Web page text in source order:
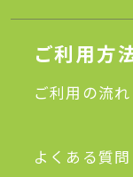
ご利用方
ご利用の流れ
よくある質問